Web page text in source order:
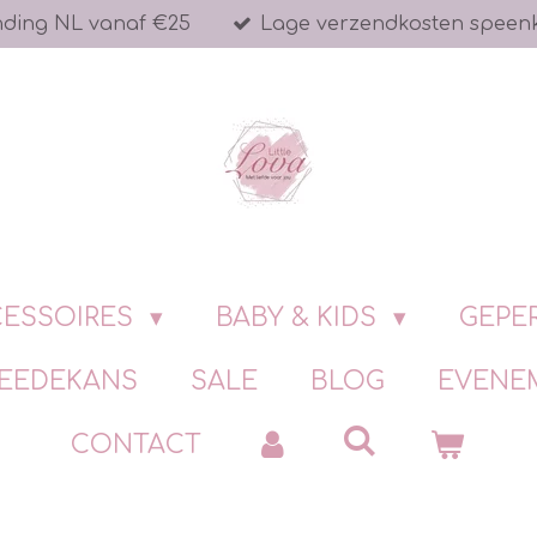
NL vanaf €25 Lage verzendkosten
BABY & KIDS
SALE BLOG
CONTACT